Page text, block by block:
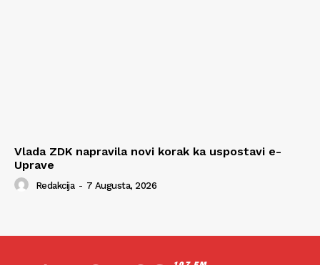
Vlada ZDK napravila novi korak ka uspostavi e-
Uprave
Redakcija - 7 Augusta, 2026